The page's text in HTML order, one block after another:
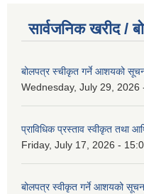
सार्वजनिक खरीद /
बोलपत्र स्चीकृत गर्ने आशयको
Wednesday, July 29, 2026
प्राविधिक प्रस्ताव स्वीकृत तथा
Friday, July 17, 2026 -
बोलपत्र स्वीकृत गर्ने आशयको